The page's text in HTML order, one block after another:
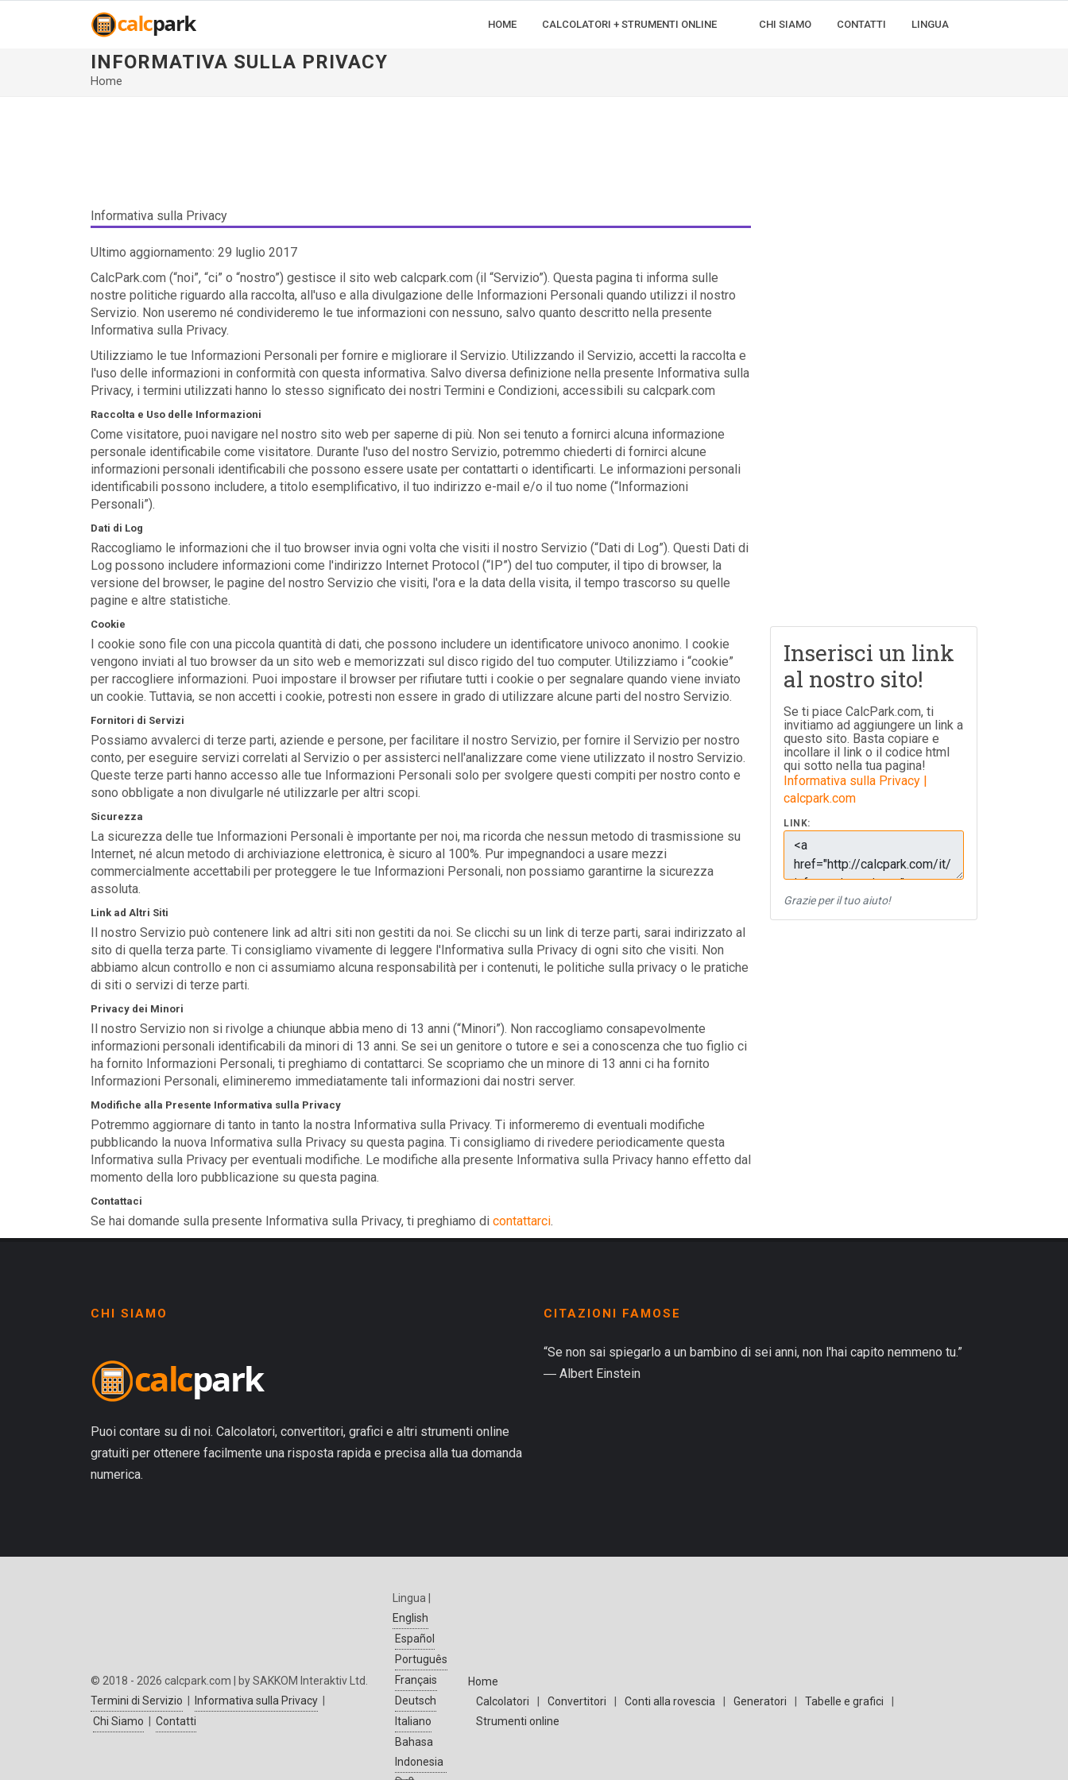
HOME CALCOLATORI + STRUMENTI ONLINE CHI SIAMO CONTATTI LINGUA
INFORMATIVA SULLA PRIVACY
Home
Informativa sulla Privacy
Ultimo aggiornamento: 29 luglio 2017
CalcPark.com (“noi”, “ci” o “nostro”) gestisce il sito web calcpark.com (il “Servizio”). Questa pagina ti informa sulle
nostre politiche riguardo alla raccolta, all'uso e alla divulgazione delle Informazioni Personali quando utilizzi il nostro
Servizio. Non useremo né condivideremo le tue informazioni con nessuno, salvo quanto descritto nella presente
Informativa sulla Privacy.
Utilizziamo le tue Informazioni Personali per fornire e migliorare il Servizio. Utilizzando il Servizio, accetti la raccolta e
l'uso delle informazioni in conformità con questa informativa. Salvo diversa definizione nella presente Informativa sulla
Privacy, i termini utilizzati hanno lo stesso significato dei nostri Termini e Condizioni, accessibili su calcpark.com
Raccolta e Uso delle Informazioni
Come visitatore, puoi navigare nel nostro sito web per saperne di più. Non sei tenuto a fornirci alcuna informazione
personale identificabile come visitatore. Durante l'uso del nostro Servizio, potremmo chiederti di fornirci alcune
informazioni personali identificabili che possono essere usate per contattarti o identificarti. Le informazioni personali
identificabili possono includere, a titolo esemplificativo, il tuo indirizzo e-mail e/o il tuo nome (“Informazioni
Personali”).
Dati di Log
Raccogliamo le informazioni che il tuo browser invia ogni volta che visiti il nostro Servizio (“Dati di Log”). Questi Dati di
Log possono includere informazioni come l'indirizzo Internet Protocol (“IP”) del tuo computer, il tipo di browser, la
versione del browser, le pagine del nostro Servizio che visiti, l'ora e la data della visita, il tempo trascorso su quelle
pagine e altre statistiche.
Cookie
I cookie sono file con una piccola quantità di dati, che possono includere un identificatore univoco anonimo. I cookie
vengono inviati al tuo browser da un sito web e memorizzati sul disco rigido del tuo computer. Utilizziamo i “cookie”
per raccogliere informazioni. Puoi impostare il browser per rifiutare tutti i cookie o per segnalare quando viene inviato
un cookie. Tuttavia, se non accetti i cookie, potresti non essere in grado di utilizzare alcune parti del nostro Servizio.
Fornitori di Servizi
Possiamo avvalerci di terze parti, aziende e persone, per facilitare il nostro Servizio, per fornire il Servizio per nostro
conto, per eseguire servizi correlati al Servizio o per assisterci nell'analizzare come viene utilizzato il nostro Servizio.
Queste terze parti hanno accesso alle tue Informazioni Personali solo per svolgere questi compiti per nostro conto e
sono obbligate a non divulgarle né utilizzarle per altri scopi.
Sicurezza
La sicurezza delle tue Informazioni Personali è importante per noi, ma ricorda che nessun metodo di trasmissione su
Internet, né alcun metodo di archiviazione elettronica, è sicuro al 100%. Pur impegnandoci a usare mezzi
commercialmente accettabili per proteggere le tue Informazioni Personali, non possiamo garantirne la sicurezza
assoluta.
Link ad Altri Siti
Il nostro Servizio può contenere link ad altri siti non gestiti da noi. Se clicchi su un link di terze parti, sarai indirizzato al
sito di quella terza parte. Ti consigliamo vivamente di leggere l'Informativa sulla Privacy di ogni sito che visiti. Non
abbiamo alcun controllo e non ci assumiamo alcuna responsabilità per i contenuti, le politiche sulla privacy o le pratiche
di siti o servizi di terze parti.
Privacy dei Minori
Il nostro Servizio non si rivolge a chiunque abbia meno di 13 anni (“Minori”). Non raccogliamo consapevolmente
informazioni personali identificabili da minori di 13 anni. Se sei un genitore o tutore e sei a conoscenza che tuo figlio ci
ha fornito Informazioni Personali, ti preghiamo di contattarci. Se scopriamo che un minore di 13 anni ci ha fornito
Informazioni Personali, elimineremo immediatamente tali informazioni dai nostri server.
Modifiche alla Presente Informativa sulla Privacy
Potremmo aggiornare di tanto in tanto la nostra Informativa sulla Privacy. Ti informeremo di eventuali modifiche
pubblicando la nuova Informativa sulla Privacy su questa pagina. Ti consigliamo di rivedere periodicamente questa
Informativa sulla Privacy per eventuali modifiche. Le modifiche alla presente Informativa sulla Privacy hanno effetto dal
momento della loro pubblicazione su questa pagina.
Contattaci
Se hai domande sulla presente Informativa sulla Privacy, ti preghiamo di contattarci.
Inserisci un link
al nostro sito!
Se ti piace CalcPark.com, ti
invitiamo ad aggiungere un link a
questo sito. Basta copiare e
incollare il link o il codice html
qui sotto nella tua pagina!
Informativa sulla Privacy |
calcpark.com
LINK:
Grazie per il tuo aiuto!
CHI SIAMO
Puoi contare su di noi. Calcolatori, convertitori, grafici e altri strumenti online
gratuiti per ottenere facilmente una risposta rapida e precisa alla tua domanda
numerica.
CITAZIONI FAMOSE
“Se non sai spiegarlo a un bambino di sei anni, non l'hai capito nemmeno tu.”
― Albert Einstein
© 2018 - 2026 calcpark.com | by SAKKOM Interaktiv Ltd.
Termini di Servizio | Informativa sulla Privacy |
Chi Siamo | Contatti
Lingua |
English
Español
Português
Français
Deutsch
Italiano
Bahasa
Indonesia
Home
Calcolatori
| Convertitori | Conti alla rovescia | Generatori | Tabelle e grafici
|
Strumenti online